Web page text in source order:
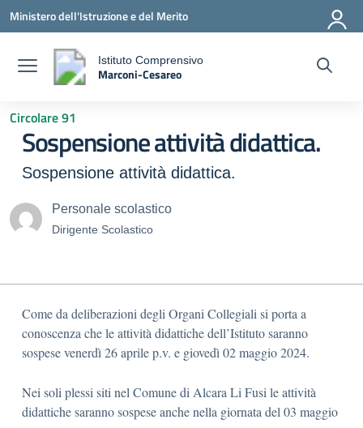
Vai ai contenuti
Vai al menu di navigazione
Vai al footer
Ministero dell'Istruzione e del Merito
Istituto Comprensivo
Marconi-Cesareo
Circolare 91
Sospensione attività didattica.
Sospensione attività didattica.
Personale scolastico
Dirigente Scolastico
Come da deliberazioni degli Organi Collegiali si porta a
conoscenza che le attività didattiche dell’Istituto saranno
sospese venerdì 26 aprile p.v. e giovedì 02 maggio 2024.
Nei soli plessi siti nel Comune di Alcara Li Fusi le attività
didattiche saranno sospese anche nella giornata del 03 maggio